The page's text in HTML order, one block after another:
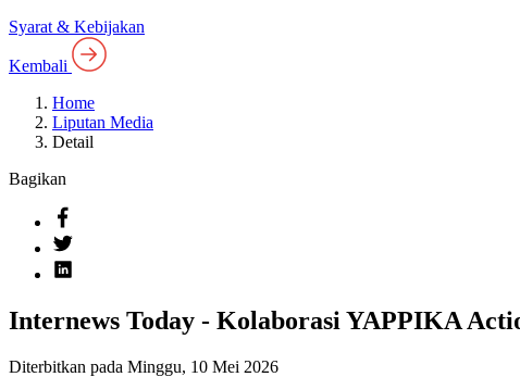
Syarat & Kebijakan
Kembali
Home
Liputan Media
Detail
Bagikan
Internews Today - Kolaborasi YAPPIKA
Diterbitkan pada Minggu, 10 Mei 2026